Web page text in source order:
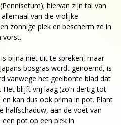
(Pennisetum); hiervan zijn tal van
van die vrolijke
zonnige plek en bescherm ze in
vorst.
bijna niet uit te spreken, maar
bosgras wordt genoemd, is
vanwege het geelbonte blad dat
blijft vrij laag (zo’n dertig tot
kan dus ook prima in pot. Plant
halfschaduw, aan de voet van
pot op een plek in